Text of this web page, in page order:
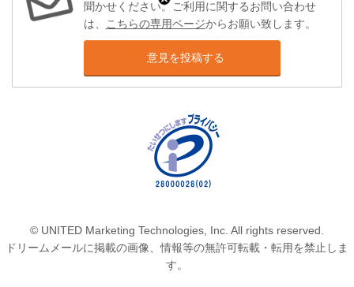
聞かせください。ご利用に関するお問い合わせ
は、
こちらの専用ページからお願い致します。
意見を投稿する
© UNITED Marketing Technologies, Inc. All rights reserved.
ドリームメールに掲載の画像、情報等の無許可転載・転用を禁止しま
す。